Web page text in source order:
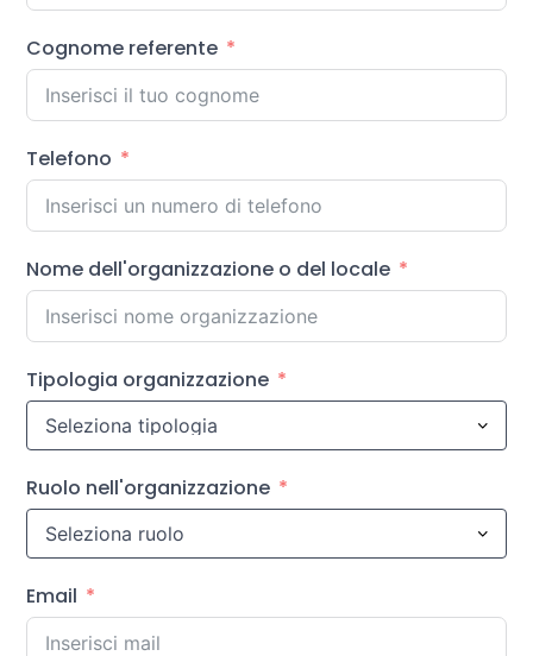
Cognome referente
Telefono
Nome dell'organizzazione o del locale
Tipologia organizzazione
Ruolo nell'organizzazione
Email